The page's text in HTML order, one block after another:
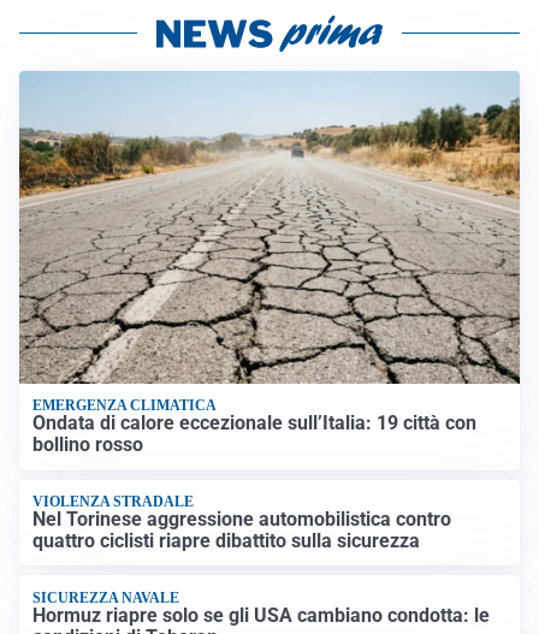
EMERGENZA CLIMATICA
Ondata di calore eccezionale sull’Italia: 19 città con
bollino rosso
VIOLENZA STRADALE
Nel Torinese aggressione automobilistica contro
quattro ciclisti riapre dibattito sulla sicurezza
SICUREZZA NAVALE
Hormuz riapre solo se gli USA cambiano condotta: le